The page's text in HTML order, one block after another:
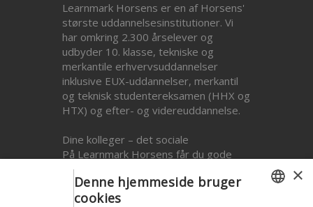
Learnmark Horsens er en af Horsens'
største uddannelsesinstitutioner. Vi
har omkring 2.300 årselever og
udbyder 10. klasse, tekniske og
merkantile erhvervsuddannelser
inklusive EUX-uddannelser, merkantil
og teknisk studentereksamen (HHX og
HTX) og efter- og videreuddannelse.
Dine kolleger – det sociale
På Learnmark Horsens får du gode
kollegaer, og du bliver en del af et
team, som du kan sparre med både i
forhold til det faglige, pædagogiske
×
Denne hjemmeside bruger
cookies